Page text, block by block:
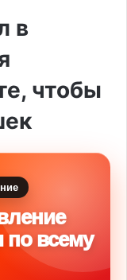
в
чтобы
по всему